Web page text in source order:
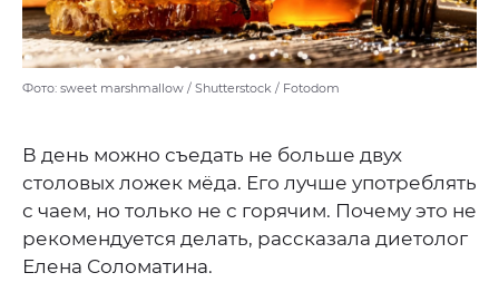
Фото: sweet marshmallow / Shutterstock / Fotodom
В день можно съедать не больше двух
столовых ложек мёда. Его лучше употреблять
с чаем, но только не с горячим. Почему это не
рекомендуется делать, рассказала диетолог
Елена Соломатина.